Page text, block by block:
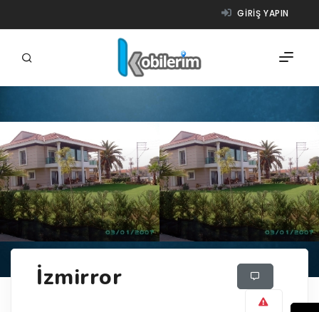
GIRIŞ YAPIN
FIRMALAR
ÜRÜNLER
NASIL ÇALIŞIR?
YARDIM
İzmirror